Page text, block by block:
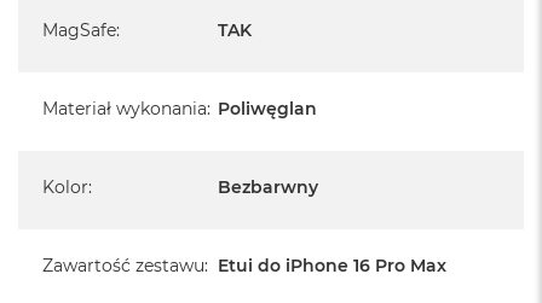
MagSafe: TAK
Materiał wykonania: Poliwęglan
Kolor: Bezbarwny
Zawartość zestawu: Etui do iPhone 16 Pro Max